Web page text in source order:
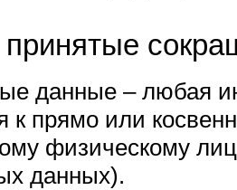
данные – любая
к прямо или
физическому
данных).